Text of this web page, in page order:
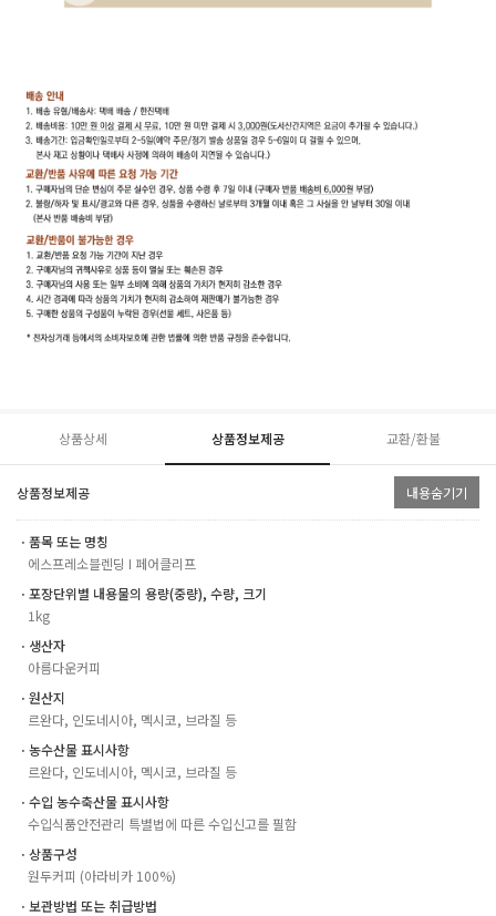
상품상세 상품정보제공 교환/환불
상품정보제공 내용숨기기
ㆍ품목 또는 명칭
에스프레소블렌딩 I 페어클리프
ㆍ포장단위별 내용물의 용량(중량), 수량, 크기
1kg
ㆍ생산자
아름다운커피
ㆍ원산지
르완다, 인도네시아, 멕시코, 브라질 등
ㆍ농수산물 표시사항
르완다, 인도네시아, 멕시코, 브라질 등
ㆍ수입 농수축산물 표시사항
수입식품안전관리 특별법에 따른 수입신고를 필함
ㆍ상품구성
원두커피 (아라비카 100%)
ㆍ보관방법 또는 취급방법